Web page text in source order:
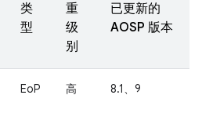
类
型
重
级
别
已更新的
AOSP 版本
EoP 高 8.1、9